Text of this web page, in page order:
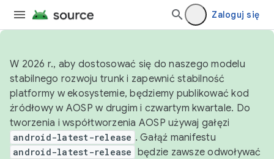
Zaloguj się
W 2026 r., aby dostosować się do naszego modelu
stabilnego rozwoju trunk i zapewnić stabilność
platformy w ekosystemie, będziemy publikować kod
źródłowy w AOSP w drugim i czwartym kwartale. Do
tworzenia i współtworzenia AOSP używaj gałęzi
android-latest-release . Gałąź manifestu
android-latest-release będzie zawsze odwoływać